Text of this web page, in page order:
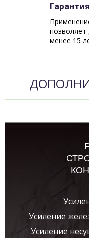
позволяет
менее 15
Усиление
Усиление